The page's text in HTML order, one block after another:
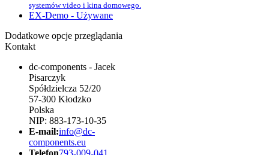
systemów video i kina domowego.
EX-Demo - Używane
Dodatkowe opcje przeglądania
Kontakt
dc-components - Jacek
Pisarczyk
Spółdzielcza 52/20
57-300 Kłodzko
Polska
NIP: 883-173-10-35
E-mail:info@dc-
components.eu
Telefon793-009-041